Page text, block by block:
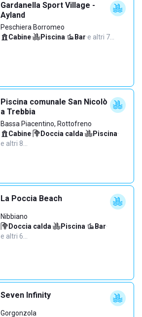
Gardanella Sport Village -
Ayland
Peschiera Borromeo
Cabine· Piscina· Bar·e altri 7…
Piscina comunale San Nicolò
a Trebbia
Bassa Piacentino, Rottofreno
Cabine· Doccia calda· Piscina·
e altri 8…
La Poccia Beach
Nibbiano
Doccia calda· Piscina· Bar·
e altri 6…
Seven Infinity
Gorgonzola